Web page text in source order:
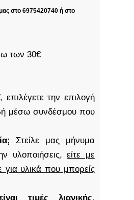
στο 6975420740 ή στο
των 30€
επιλέγετε την επιλογή
μέσω συνδέσμου που
Στείλε μας μήνυμα
υλοποιήσεις,είτε με
υλικά που μπορείς
τιμές λιανικής,